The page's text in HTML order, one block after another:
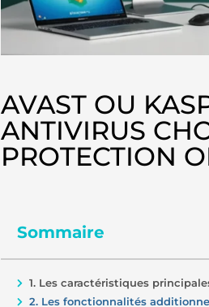
AVAST OU
ANTIVIRUS
PROTECTION
Sommaire
1. Les caractéristiques
2. Les fonctionnalités